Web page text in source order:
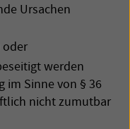
Ursachen
oder
werden
im Sinne von § 36
nicht zumutbar